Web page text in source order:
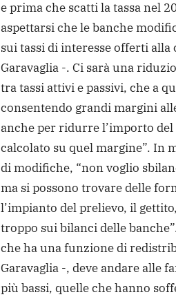
e prima che scatti la tassa nel
aspettarsi che le banche
sui tassi di interesse offerti alla
Garavaglia -. Ci sarà una
tra tassi attivi e passivi, che a
consentendo grandi margini
anche per ridurre l’importo del
calcolato su quel margine”. In
di modifiche, “non voglio
ma si possono trovare delle
l’impianto del prelievo, il
troppo sui bilanci delle
che ha una funzione di
Garavaglia -, deve andare alle
più bassi, quelle che hanno